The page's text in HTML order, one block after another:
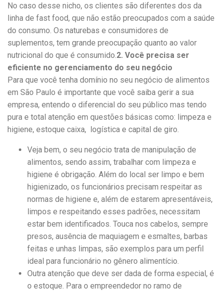
No caso desse nicho, os clientes são diferentes dos da
linha de fast food, que não estão preocupados com a saúde
do consumo. Os naturebas e consumidores de
suplementos, tem grande preocupação quanto ao valor
nutricional do que é consumido. 2. Você precisa ser
eficiente no gerenciamento do seu negócio
Para que você tenha domínio no seu negócio de alimentos
em São Paulo é importante que você saiba gerir a sua
empresa, entendo o diferencial do seu público mas tendo
pura e total atenção em questões básicas como: limpeza e
higiene, estoque caixa, logística e capital de giro.
Veja bem, o seu negócio trata de manipulação de
alimentos, sendo assim, trabalhar com limpeza e
higiene é obrigação. Além do local ser limpo e bem
higienizado, os funcionários precisam respeitar as
normas de higiene e, além de estarem apresentáveis,
limpos e respeitando esses padrões, necessitam
estar bem identificados. Touca nos cabelos, sempre
presos, ausência de maquiagem e esmaltes, barbas
feitas e unhas limpas, são exemplos para um perfil
ideal para funcionário no gênero alimentício.
Outra atenção que deve ser dada de forma especial, é
o estoque. Para o empreendedor no ramo de